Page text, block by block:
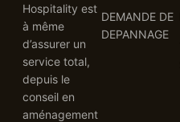
Hospitality est
à même
d’assurer un
service total,
depuis le
conseil en
aménagement
DEMANDE DE
DEPANNAGE